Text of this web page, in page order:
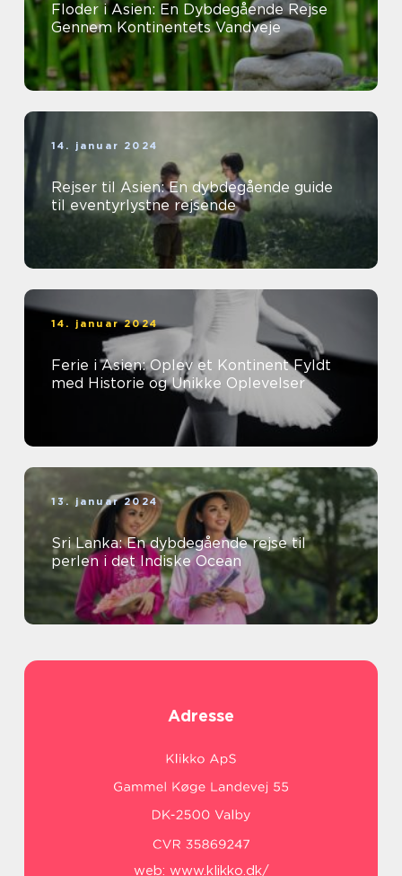
Floder i Asien: En Dybdegående Rejse
Gennem Kontinentets Vandveje
14. januar 2024
Rejser til Asien: En dybdegående guide
til eventyrlystne rejsende
14. januar 2024
Ferie i Asien: Oplev et Kontinent Fyldt
med Historie og Unikke Oplevelser
13. januar 2024
Sri Lanka: En dybdegående rejse til
perlen i det Indiske Ocean
Adresse
web: www.klikko.dk/